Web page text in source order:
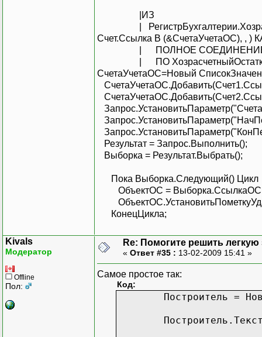
|ИЗ
|
Счет.Ссылка В (&СчетаУчетаОС), , )
| ПОЛНОЕ СОЕДИНЕНИЕ
| ПО
СчетаУчетаОС=Новый
Результат = Запрос.Выполнить();
Выборка = Результат.Выбрать();
Пока Выборка.Следующий() Цикл
ОбъектОС =
КонецЦикла;
Kivals
Модератор
Offline
Пол:
Re: Помогите решить легкую
« Ответ #35 : 13-02-2009 15:41 »
Самое простое так:
Код:
Построитель =